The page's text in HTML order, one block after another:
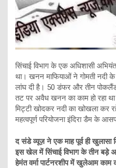
सिंचाई विभाग के एक अधिशासी
था। खनन माफियाओं ने गोमती नदी
लांघ दी है। 50 डंफर और तीन पोकलैंड
तट पर अवैध खनन का काम हो रहा
मिट्टी खोदकर नदी का खोखला कर
महत्वपूर्ण परियोजना इंदिरा डैम के
द संडे व्यूज़ ने एक माह पूर्व ही
इस खेल में सिंचाई विभाग के तीन बड़े
हेमंत वर्मा पार्टनरशीप में खुलेआम काम